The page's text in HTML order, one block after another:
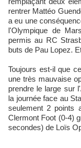
rentrer Mattéo
a eu une
l'Olympique de
permis au RC
buts de Pau Lopez.
Toujours est-il que
une très mauvaise
prendre le large sur
la journée face au
seulement 2 points
Clermont Foot (0-4)
secondes) de Loïs